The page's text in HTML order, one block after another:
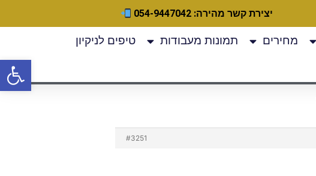
יצירת קשר מהירה: 054-9447042
מחירים תמונות מעבודות טיפים לניקיון
#3251